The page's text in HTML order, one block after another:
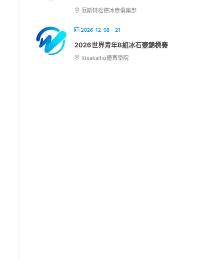
厄斯特松德冰壺俱樂部
2026-12-08 - 21
2026世界青年B組冰石壺錦標賽
Kisakallio體育學院